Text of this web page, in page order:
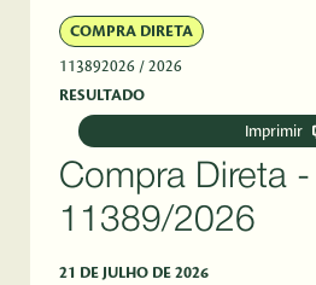
COMPRA DIRETA
113892026 / 2026
RESULTADO
Imprimir
Compra Direta -
11389/2026
21 DE JULHO DE 2026